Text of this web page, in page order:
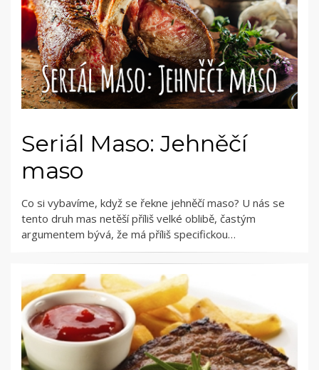
Seriál Maso: Jehněčí
maso
Co si vybavíme, když se řekne jehněčí maso? U nás se
tento druh mas netěší příliš velké oblibě, častým
argumentem bývá, že má příliš specifickou…